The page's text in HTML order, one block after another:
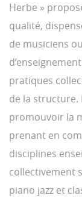
Herbe »
qualité,
de musiciens
pratiques
de la structure.
promouvoir la
prenant en
disciplines
collectivement
piano jazz et